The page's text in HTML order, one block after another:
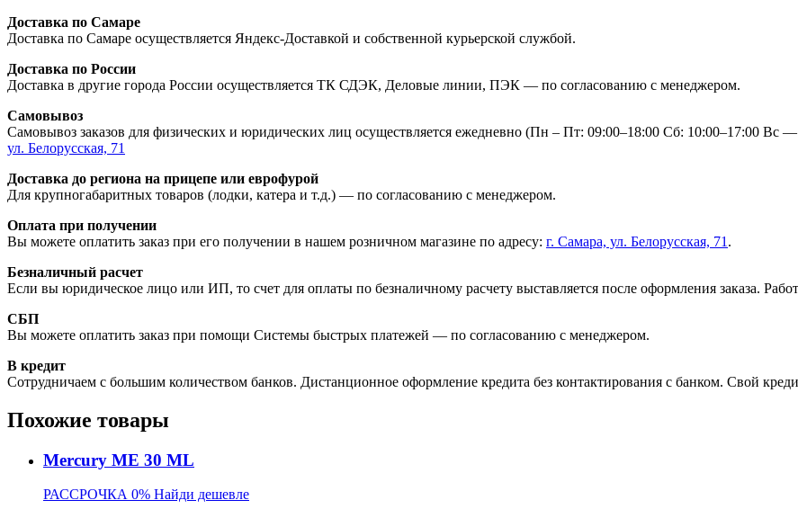
Доставка по Самаре
Доставка по Самаре осуществляется Яндекс-Доставкой и собственной курьерской службой.
Доставка по России
Доставка в другие города России осуществляется ТК СДЭК, Деловые линии, ПЭК — по согласованию с менеджером.
Самовывоз
Самовывоз заказов для физических и юридических лиц осуществляется ежедневно (Пн – Пт: 09:00–18:00 Сб: 10:00–17:00 Вс
ул. Белорусская, 71
Доставка до региона на прицепе или еврофурой
Для крупногабаритных товаров (лодки, катера и т.д.) — по согласованию с менеджером.
Оплата при получении
Вы можете оплатить заказ при его получении в нашем розничном магазине по адресу: г. Самара, ул. Белорусская, 71 .
Безналичный расчет
Если вы юридическое лицо или ИП, то счет для оплаты по безналичному расчету выставляется после оформления заказа.
СБП
Вы можете оплатить заказ при помощи Системы быстрых платежей — по согласованию с менеджером.
В кредит
Сотрудничаем с большим количеством банков. Дистанционное оформление кредита без контактирования с банком. Свой
Похожие товары
Mercury ME 30 ML
РАССРОЧКА 0% Найди дешевле